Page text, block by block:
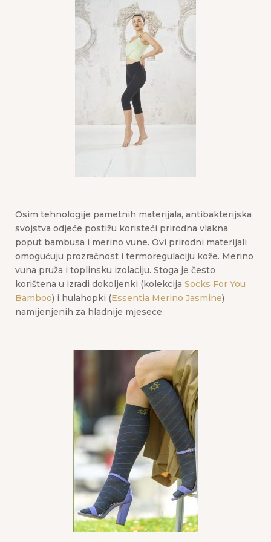
Osim tehnologije pametnih materijala, antibakterijska
svojstva odjeće postižu koristeći prirodna vlakna
poput bambusa i merino vune. Ovi prirodni materijali
omogućuju prozračnost i termoregulaciju kože. Merino
vuna pruža i toplinsku izolaciju. Stoga je često
korištena u izradi dokoljenki (kolekcija Socks For You
Bamboo) i hulahopki (Essentia Merino Jasmine)
namijenjenih za hladnije mjesece.